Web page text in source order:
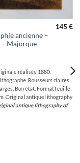
ancienne –
Majorque
145€
réalisée 1880.
Rousseurs claires
Bon état. Format feuille :
Original antique lithography
antique lithography of